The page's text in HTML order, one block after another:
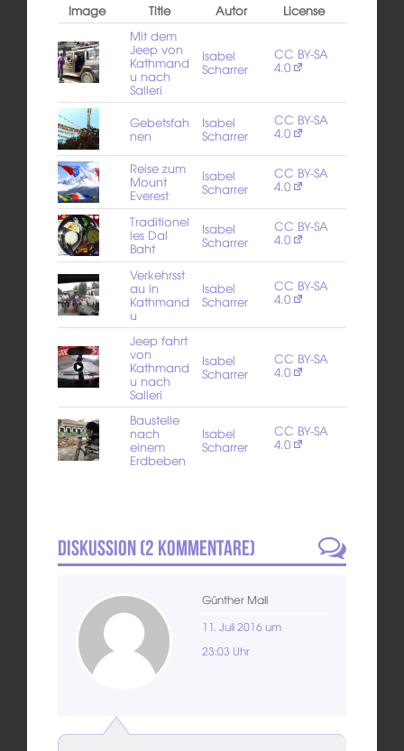
Image Title Autor
License
Mit dem
Jeep von
Kathmand
u nach
Salleri
Isabel
Scharrer
CC BY-SA
4.0
Gebetsfah
nen
Isabel
Scharrer
CC BY-SA
4.0
Reise zum
Mount
Everest
Isabel
Scharrer
CC BY-SA
4.0
Traditionel
les Dal
Baht
Isabel
Scharrer
CC BY-SA
4.0
Verkehrsst
au in
Kathmand
u
Isabel
Scharrer
CC BY-SA
4.0
Jeep fahrt
von
Kathmand
u nach
Salleri
Isabel
Scharrer
CC BY-SA
4.0
Baustelle
nach
einem
Erdbeben
Isabel
Scharrer
CC BY-SA
4.0
Diskussion (2 Kommentare)
Günther Mall
11. Juli 2016 um
23:03 Uhr